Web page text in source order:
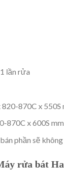
lần rửa
870C x 550S
870C x 600S mm
phần sẽ
rửa bát